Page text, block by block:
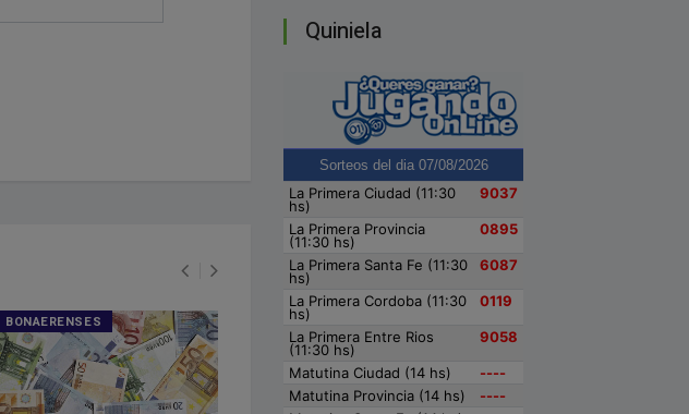
BONAERENSES VIEDMENSES
Quiniela